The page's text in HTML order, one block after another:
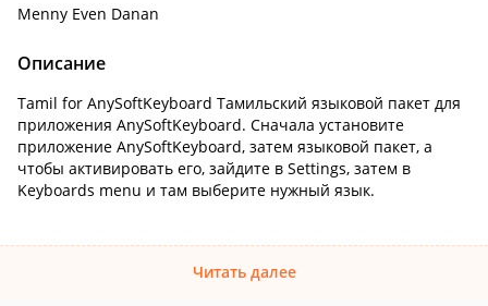
Menny Even Danan
Описание
Tamil for AnySoftKeyboard Тамильский языковой пакет для
приложения AnySoftKeyboard. Сначала установите
приложение AnySoftKeyboard, затем языковой пакет, а
чтобы активировать его, зайдите в Settings, затем в
Keyboards menu и там выберите нужный язык.
Читать далее